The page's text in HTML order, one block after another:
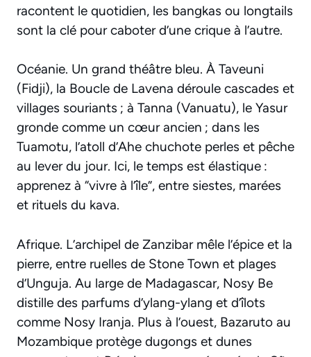
racontent le quotidien, les bangkas ou longtails
sont la clé pour caboter d’une crique à l’autre.
Océanie. Un grand théâtre bleu. À Taveuni
(Fidji), la Boucle de Lavena déroule cascades et
villages souriants ; à Tanna (Vanuatu), le Yasur
gronde comme un cœur ancien ; dans les
Tuamotu, l’atoll d’Ahe chuchote perles et pêche
au lever du jour. Ici, le temps est élastique :
apprenez à “vivre à l’île”, entre siestes, marées
et rituels du kava.
Afrique. L’archipel de Zanzibar mêle l’épice et la
pierre, entre ruelles de Stone Town et plages
d’Unguja. Au large de Madagascar, Nosy Be
distille des parfums d’ylang-ylang et d’îlots
comme Nosy Iranja. Plus à l’ouest, Bazaruto au
Mozambique protège dugongs et dunes